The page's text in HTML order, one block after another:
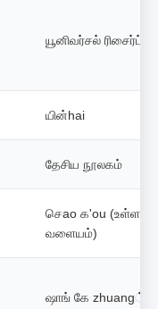
யூனிவர்சல் ரிசைர்ட்
யின்hai
தேசிய நூலகம்
செao க'ou (உள்ள
வளையம்)
ஷாங் கே zhuang்